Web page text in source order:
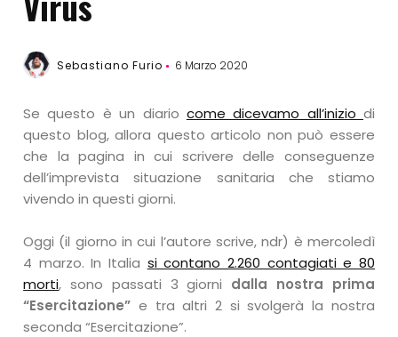
Sebastiano Furio 6 Marzo 2020
Se questo è un diario come dicevamo all’inizio di
questo blog, allora questo articolo non può essere
che la pagina in cui scrivere delle conseguenze
dell’imprevista situazione sanitaria che stiamo
vivendo in questi giorni.
Oggi (il giorno in cui l’autore scrive, ndr) è mercoledì
4 marzo. In Italia si contano 2.260 contagiati e 80
morti, sono passati 3 giorni dalla nostra prima
“Esercitazione” e tra altri 2 si svolgerà la nostra
seconda “Esercitazione”.